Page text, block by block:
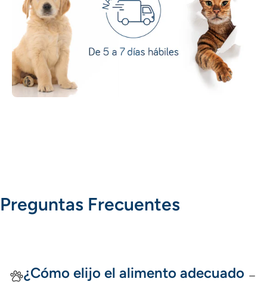
Preguntas Frecuentes
¿Cómo elijo el alimento adecuado